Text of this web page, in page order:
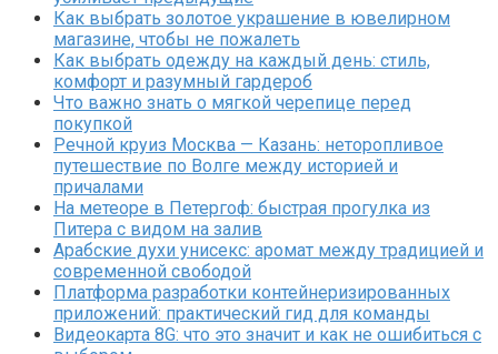
Как выбрать золотое украшение в ювелирном
магазине, чтобы не пожалеть
Как выбрать одежду на каждый день: стиль,
комфорт и разумный гардероб
Что важно знать о мягкой черепице перед
покупкой
Речной круиз Москва — Казань: неторопливое
путешествие по Волге между историей и
причалами
На метеоре в Петергоф: быстрая прогулка из
Питера с видом на залив
Арабские духи унисекс: аромат между традицией и
современной свободой
Платформа разработки контейнеризированных
приложений: практический гид для команды
Видеокарта 8G: что это значит и как не ошибиться с